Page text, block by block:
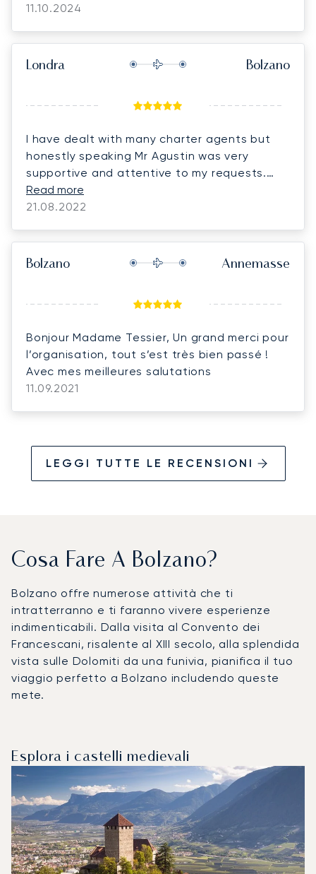
11.10.2024
Londra Bolzano
I have dealt with many charter agents but
honestly speaking Mr Agustin was very
supportive and attentive to my requests.
The flight confirmation was prompt and swift
with no delay and the client was very happy. I
with him for my future bookings.
Read more
21.08.2022
Bolzano Annemasse
Bonjour Madame Tessier, Un grand merci pour
l’organisation, tout s’est très bien passé !
Avec mes meilleures salutations
11.09.2021
LEGGI TUTTE LE RECENSIONI
Cosa Fare A Bolzano?
Bolzano offre numerose attività che ti
intratterranno e ti faranno vivere esperienze
indimenticabili. Dalla visita al Convento dei
Francescani, risalente al XIII secolo, alla splendida
vista sulle Dolomiti da una funivia, pianifica il tuo
viaggio perfetto a Bolzano includendo queste
mete.
Esplora i castelli medievali